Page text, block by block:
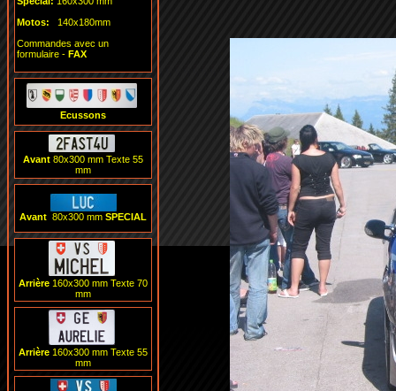
Motos:
140x180mm
Commandes avec un
formulaire - FAX
Ecussons
Avant 80x300 mm Texte 55
mm
Avant 80x300 mm SPECIAL
Arrière 160x300 mm Texte 70
mm
Arrière 160x300 mm Texte 55
mm